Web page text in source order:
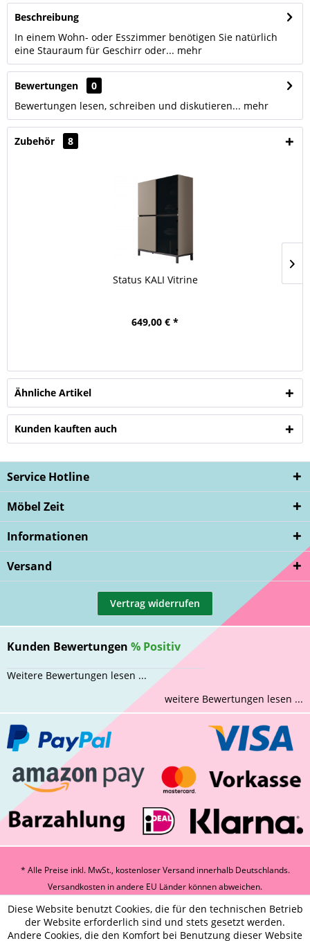
Beschreibung
In einem Wohn- oder Esszimmer benötigen Sie natürlich
eine Stauraum für Geschirr oder... mehr
Bewertungen
0
Bewertungen lesen, schreiben und diskutieren... mehr
Zubehör 8
Status KALI Vitrine
649,00 € *
Ähnliche Artikel
Kunden kauften auch
Service Hotline
Möbel Zeit
Informationen
Versand
Vertrag widerrufen
Kunden Bewertungen % Positiv
Weitere Bewertungen lesen ...
weitere Bewertungen lesen ...
* Alle Preise inkl. MwSt., kostenloser Versand innerhalb Deutschlands.
Versandkosten in andere EU Länder können abweichen.
Diese Website benutzt Cookies, die für den technischen Betrieb
der Website erforderlich sind und stets gesetzt werden.
Andere Cookies, die den Komfort bei Benutzung dieser Website